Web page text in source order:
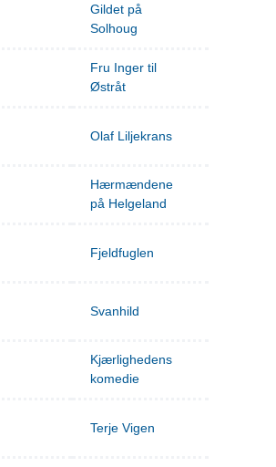
Gildet på
Solhoug
Fru Inger til
Østråt
Olaf Liljekrans
Hærmændene
på Helgeland
Fjeldfuglen
Svanhild
Kjærlighedens
komedie
Terje Vigen